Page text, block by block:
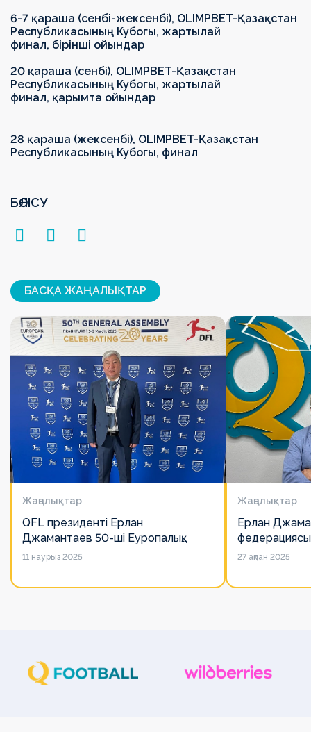
6-7 қараша (сенбі-жексенбі), OLIMPBET-Қазақстан
Республикасының Кубогы, жартылай
финал, бірінші ойындар
20 қараша (сенбі), OLIMPBET-Қазақстан
Республикасының Кубогы, жартылай
финал, қарымта ойындар
28 қараша (жексенбі), OLIMPBET-Қазақстан
Республикасының Кубогы, финал
БӨЛІСУ
БАСҚА ЖАҢАЛЫҚТАР
Жаңалықтар
QFL президенті Ерлан
Джамантаев 50-ші Еуропалық
лигалар Бас ассамблеясына
11 наурыз 2025
Жаңалықтар
Ерлан
есімін
27 ақпан 2025